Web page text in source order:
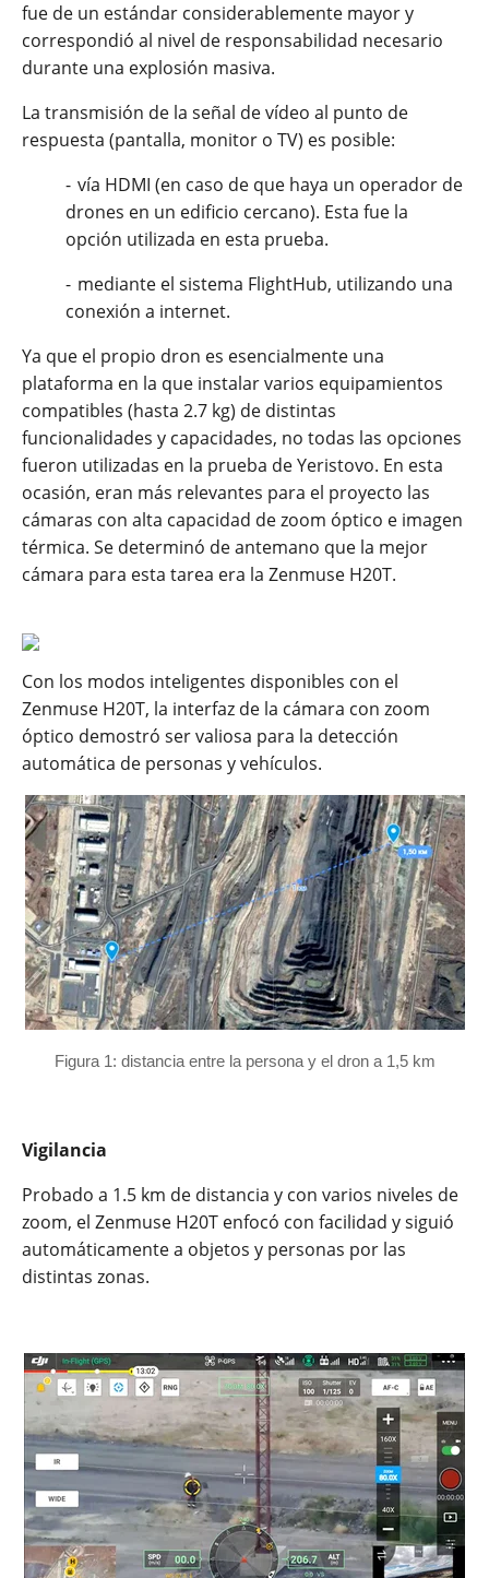
fue de un estándar considerablemente mayor y
correspondió al nivel de responsabilidad necesario
durante una explosión masiva.
La transmisión de la señal de vídeo al punto de
respuesta (pantalla, monitor o TV) es posible:
- vía HDMI (en caso de que haya un operador de
drones en un edificio cercano). Esta fue la
opción utilizada en esta prueba.
- mediante el sistema FlightHub, utilizando una
conexión a internet.
Ya que el propio dron es esencialmente una
plataforma en la que instalar varios equipamientos
compatibles (hasta 2.7 kg) de distintas
funcionalidades y capacidades, no todas las opciones
fueron utilizadas en la prueba de Yeristovo. En esta
ocasión, eran más relevantes para el proyecto las
cámaras con alta capacidad de zoom óptico e imagen
térmica. Se determinó de antemano que la mejor
cámara para esta tarea era la Zenmuse H20T.
Con los modos inteligentes disponibles con el
Zenmuse H20T, la interfaz de la cámara con zoom
óptico demostró ser valiosa para la detección
automática de personas y vehículos.
Figura 1: distancia entre la persona y el dron a 1,5 km
Vigilancia
Probado a 1.5 km de distancia y con varios niveles de
zoom, el Zenmuse H20T enfocó con facilidad y siguió
automáticamente a objetos y personas por las
distintas zonas.